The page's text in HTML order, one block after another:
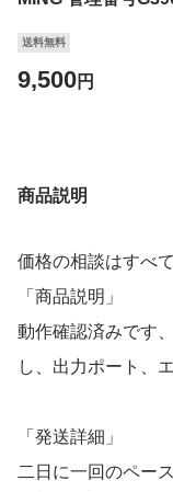
送料無料
9,500円
商品説明
価格の相談はすべ
「商品説明」
動作確認済みです
し、出力ポート、
「発送詳細」
二日に一回のペー